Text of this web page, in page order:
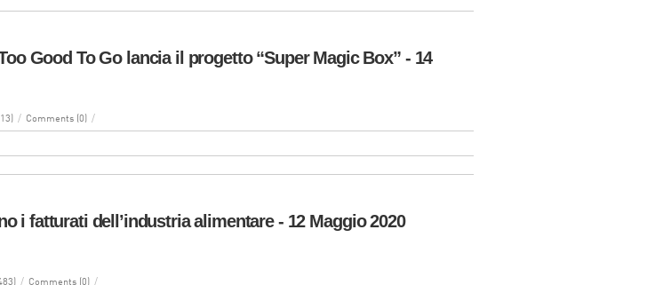
Good To Go lancia il progetto “Super Magic Box” - 14
/ Comments (0) /
i fatturati dell’industria alimentare - 12 Maggio 2020
/ Comments (0) /